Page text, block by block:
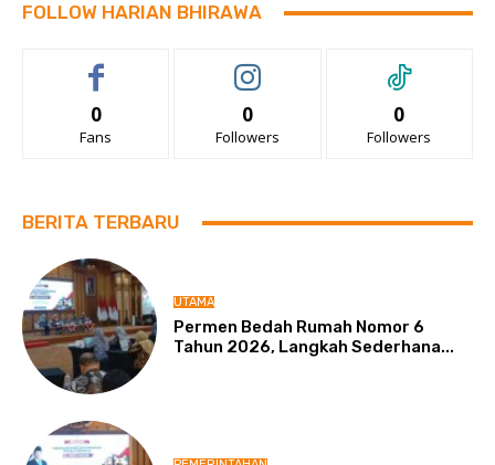
FOLLOW HARIAN BHIRAWA
0
Fans
0
Followers
0
Followers
BERITA TERBARU
UTAMA
Permen Bedah Rumah Nomor 6
Tahun 2026, Langkah Sederhana...